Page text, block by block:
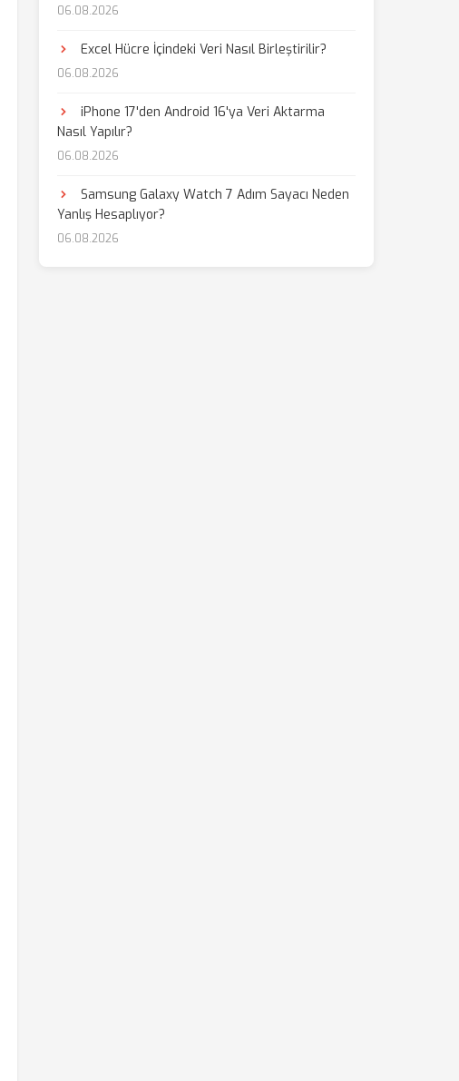
06.08.2026
Excel Hücre İçindeki Veri Nasıl Birleştirilir?
06.08.2026
iPhone 17'den Android 16'ya Veri Aktarma
Nasıl Yapılır?
06.08.2026
Samsung Galaxy Watch 7 Adım Sayacı Neden
Yanlış Hesaplıyor?
06.08.2026